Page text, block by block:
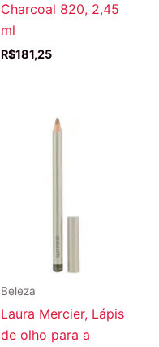
Charcoal 820, 2,45
ml
R$181,25
Beleza
Laura Mercier, Lápis
de olho para a